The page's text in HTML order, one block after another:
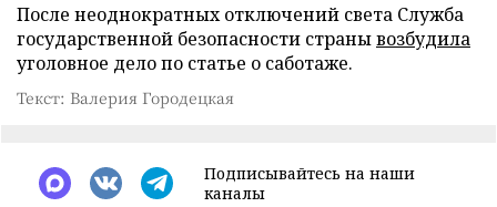
После неоднократных отключений света Служба
государственной безопасности странывозбудила
уголовное дело по статье о саботаже.
Текст: Валерия Городецкая
Подписывайтесь на наши
каналы